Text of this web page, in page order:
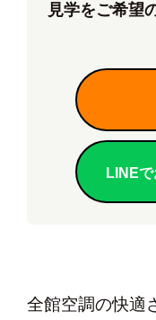
見学をご希望
LINE
全館空調の快適